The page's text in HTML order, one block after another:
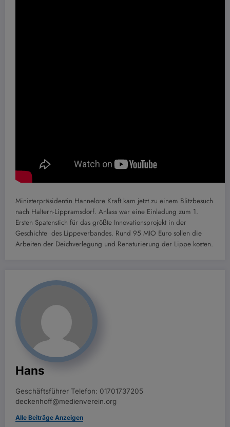
Ministerpräsidentin Hannelore Kraft kam jetzt zu einem Blitzbesuch
nach Haltern-Lippramsdorf. Anlass war eine Einladung zum 1.
Ersten Spatenstich für das größte Innovationsprojekt in der
Geschichte des Lippeverbandes. Rund 95 MIO Euro sollen die
Arbeiten der Deichverlegung und Renaturierung der Lippe kosten.
Hans
Geschäftsführer Telefon: 01701737205
deckenhoff@medienverein.org
Alle Beiträge Anzeigen